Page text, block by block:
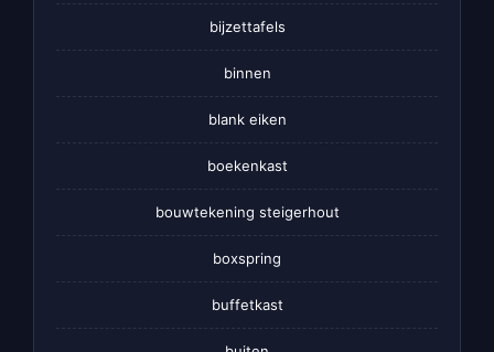
bijzettafels
binnen
blank eiken
boekenkast
bouwtekening steigerhout
boxspring
buffetkast